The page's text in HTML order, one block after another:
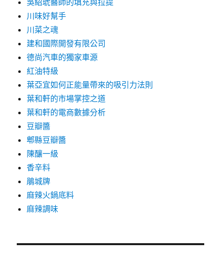
吳紹琥醫師的填充與拉提
川味好幫手
川菜之魂
建和國際開發有限公司
德尚汽車的獨家車源
紅油特級
葉亞宜如何正能量帶來的吸引力法則
葉和軒的市場掌控之道
葉和軒的電商數據分析
豆瓣醬
郫縣豆瓣醬
陳釀一級
香辛料
鵑城牌
麻辣火鍋底料
麻辣調味